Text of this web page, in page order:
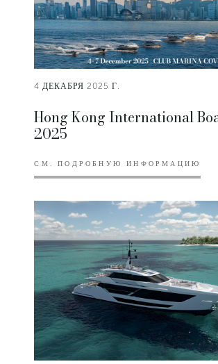
4 ДЕКАБРЯ 2025 Г.
Hong Kong International
2025
СМ. ПОДРОБНУЮ ИНФОРМАЦИЮ